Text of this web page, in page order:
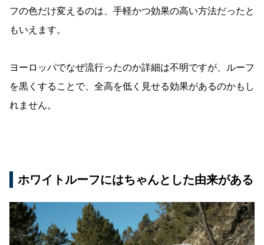
フの色だけ変えるのは、手軽かつ効果の高い方法だったと
もいえます。
ヨーロッパでなぜ流行ったのか詳細は不明ですが、ルーフ
を黒くすることで、全高を低く見せる効果があるのかもし
れません。
ホワイトルーフにはちゃんとした由来がある